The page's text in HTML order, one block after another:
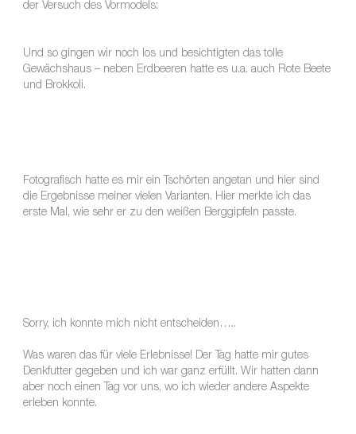
der Versuch des Vormodels:
Und so gingen wir noch los und besichtigten das tolle
Gewächshaus – neben Erdbeeren hatte es u.a. auch Rote Beete
und Brokkoli.
Fotografisch hatte es mir ein Tschörten angetan und hier sind
die Ergebnisse meiner vielen Varianten. Hier merkte ich das
erste Mal, wie sehr er zu den weißen Berggipfeln passte.
Sorry, ich konnte mich nicht entscheiden…..
Was waren das für viele Erlebnisse! Der Tag hatte mir gutes
Denkfutter gegeben und ich war ganz erfüllt. Wir hatten dann
aber noch einen Tag vor uns, wo ich wieder andere Aspekte
erleben konnte.